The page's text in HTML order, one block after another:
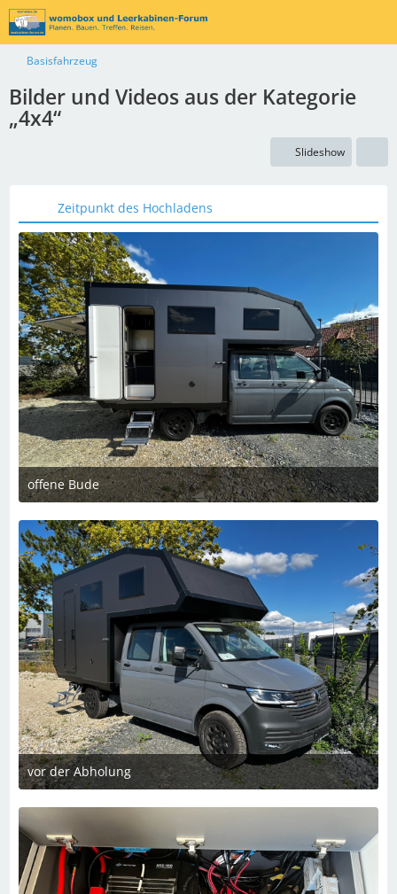
Basisfahrzeug
Bilder und Videos aus der Kategorie
„4x4“
Slideshow
Zeitpunkt des Hochladens
offene Bude
5. Dezember 2023 um 22:28
vor der Abholung
5. Dezember 2023 um 22:28